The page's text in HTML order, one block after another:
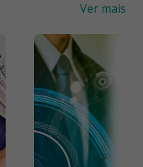
Ver mais